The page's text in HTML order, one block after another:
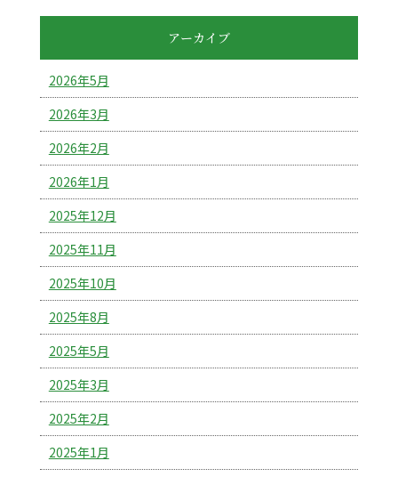
アーカイブ
2026年5月
2026年3月
2026年2月
2026年1月
2025年12月
2025年11月
2025年10月
2025年8月
2025年5月
2025年3月
2025年2月
2025年1月